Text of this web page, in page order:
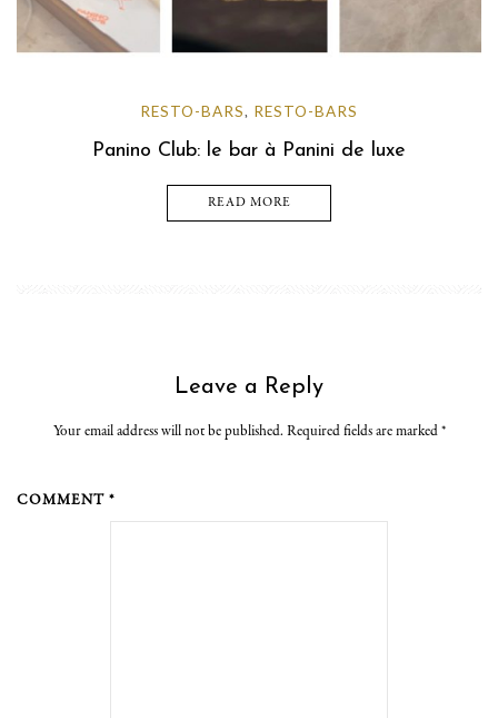
RESTO-BARS, RESTO-BARS
Panino Club: le bar à Panini de luxe
READ MORE
Leave a Reply
Your email address will not be published. Required fields are marked *
COMMENT *